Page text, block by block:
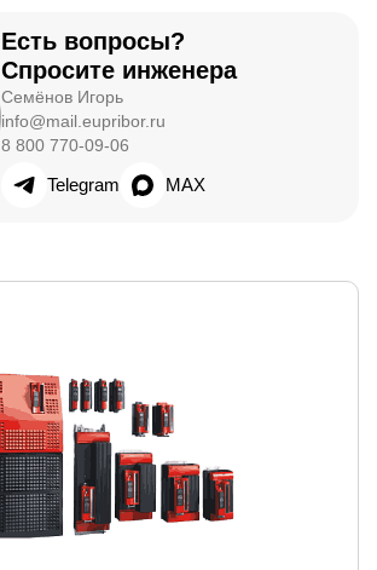
Есть вопросы?
Спросите инженера
Семёнов Игорь
info@mail.eupribor.ru
8 800 770-09-06
Telegram MAX